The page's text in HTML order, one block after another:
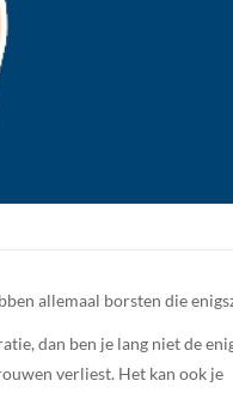
allemaal borsten die
dan ben je lang niet de
verliest. Het kan ook je